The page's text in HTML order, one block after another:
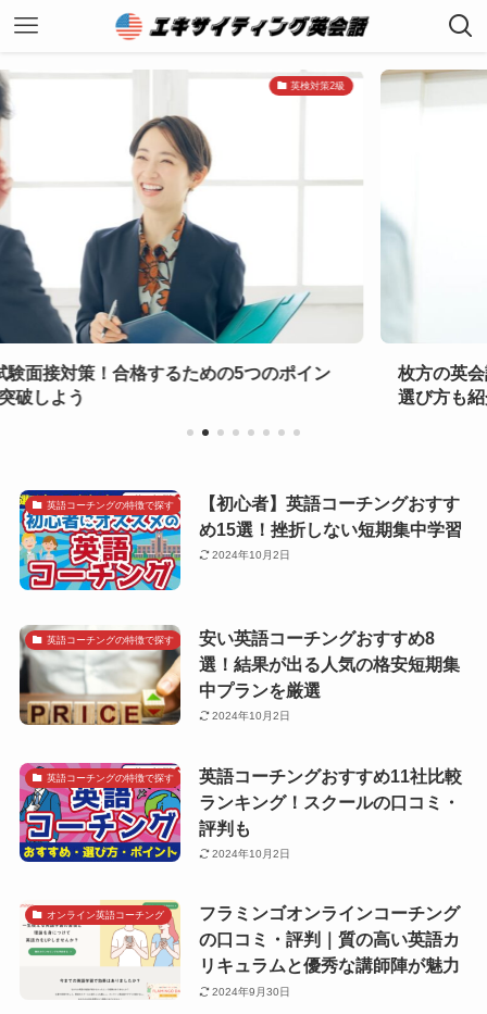
ための5つのポイン
枚方の英会話教室おすすめ9選
英語コーチングの特徴で探す
【初心者】英語コーチングおすす
め15選！挫折しない短期集中学習
2024年10月2日
英語コーチングの特徴で探す
安い英語コーチングおすすめ8
選！結果が出る人気の格安短期集
中プランを厳選
2024年10月2日
英語コーチングの特徴で探す
英語コーチングおすすめ11社比較
ランキング！スクールの口コミ・
評判も
2024年10月2日
オンライン英語コーチング
フラミンゴオンラインコーチング
の口コミ・評判｜質の高い英語カ
リキュラムと優秀な講師陣が魅力
2024年9月30日